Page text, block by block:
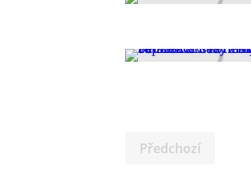
Předchozí